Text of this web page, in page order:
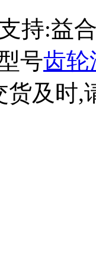
持:益
号齿轮
及时,